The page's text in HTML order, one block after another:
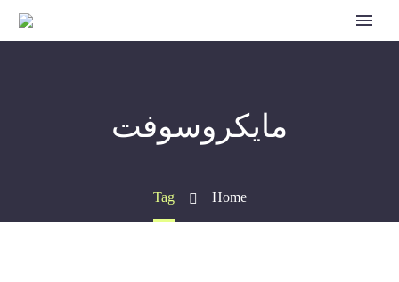
مايكروسوفت
Home
Tag